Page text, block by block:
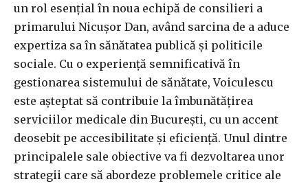
un rol esențial în noua echipă de consilieri a
primarului Nicușor Dan, având sarcina de a aduce
expertiza sa în sănătatea publică și politicile
sociale. Cu o experiență semnificativă în
gestionarea sistemului de sănătate, Voiculescu
este așteptat să contribuie la îmbunătățirea
serviciilor medicale din București, cu un accent
deosebit pe accesibilitate și eficiență. Unul dintre
principalele sale obiective va fi dezvoltarea unor
strategii care să abordeze problemele critice ale